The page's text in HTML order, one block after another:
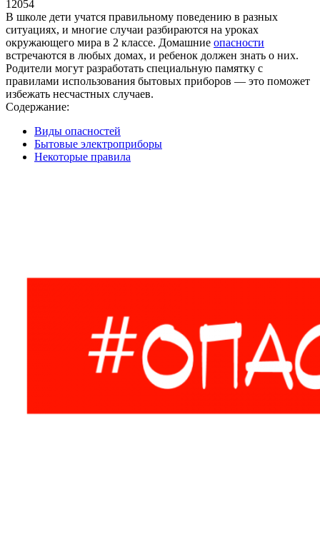
12054
В школе дети учатся правильному поведению в разных
ситуациях, и многие случаи разбираются на уроках
окружающего мира в 2 классе. Домашние опасности
встречаются в любых домах, и ребенок должен знать о них.
Родители могут разработать специальную памятку с
правилами использования бытовых приборов — это поможет
избежать несчастных случаев.
Содержание:
Виды опасностей
Бытовые электроприборы
Некоторые правила